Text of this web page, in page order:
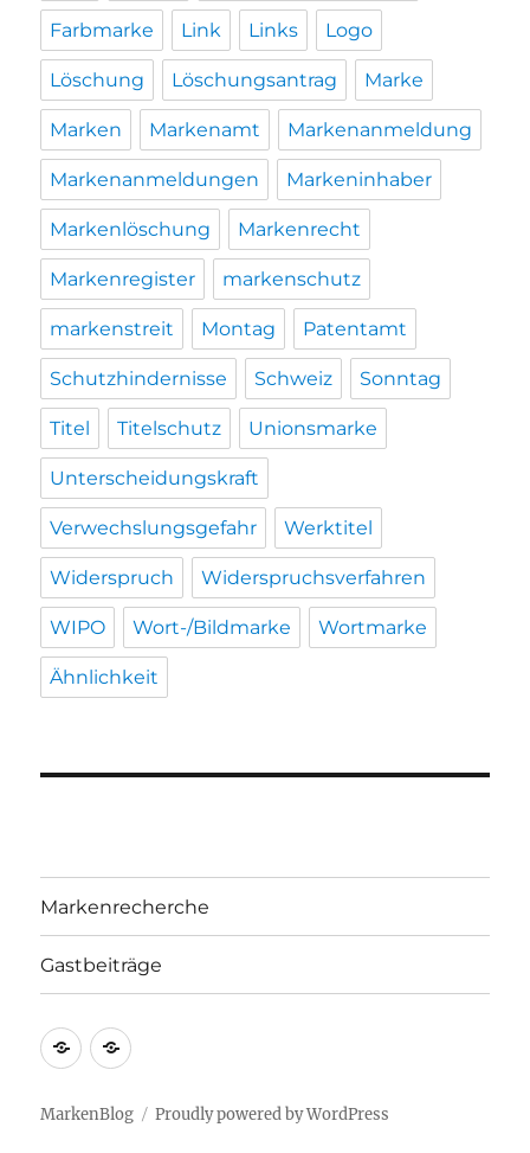
Farbmarke Link Links Logo
Löschung Löschungsantrag Marke
Marken Markenamt Markenanmeldung
Markenanmeldungen Markeninhaber
Markenlöschung Markenrecht
Markenregister markenschutz
markenstreit Montag Patentamt
Schutzhindernisse Schweiz Sonntag
Titel Titelschutz Unionsmarke
Unterscheidungskraft
Verwechslungsgefahr Werktitel
Widerspruch Widerspruchsverfahren
WIPO Wort-/Bildmarke Wortmarke
Ähnlichkeit
Markenrecherche
Gastbeiträge
Markenrecherche
Gastbeiträge
MarkenBlog Proudly powered by WordPress